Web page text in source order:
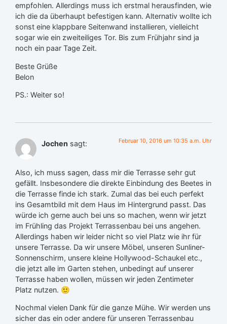
empfohlen. Allerdings muss ich erstmal herausfinden, wie
ich die da überhaupt befestigen kann. Alternativ wollte ich
sonst eine klappbare Seitenwand installieren, vielleicht
sogar wie ein zweiteiliges Tor. Bis zum Frühjahr sind ja
noch ein paar Tage Zeit.
Beste Grüße
Belon
PS.: Weiter so!
Jochen sagt: Februar 10, 2016 um 10:35 a.m. Uhr
Also, ich muss sagen, dass mir die Terrasse sehr gut
gefällt. Insbesondere die direkte Einbindung des Beetes in
die Terrasse finde ich stark. Zumal das bei euch perfekt
ins Gesamtbild mit dem Haus im Hintergrund passt. Das
würde ich gerne auch bei uns so machen, wenn wir jetzt
im Frühling das Projekt Terrassenbau bei uns angehen.
Allerdings haben wir leider nicht so viel Platz wie ihr für
unsere Terrasse. Da wir unsere Möbel, unseren Sunliner-
Sonnenschirm, unsere kleine Hollywood-Schaukel etc.,
die jetzt alle im Garten stehen, unbedingt auf unserer
Terrasse haben wollen, müssen wir jeden Zentimeter
Platz nutzen. 🙂
Nochmal vielen Dank für die ganze Mühe. Wir werden uns
sicher das ein oder andere für unseren Terrassenbau